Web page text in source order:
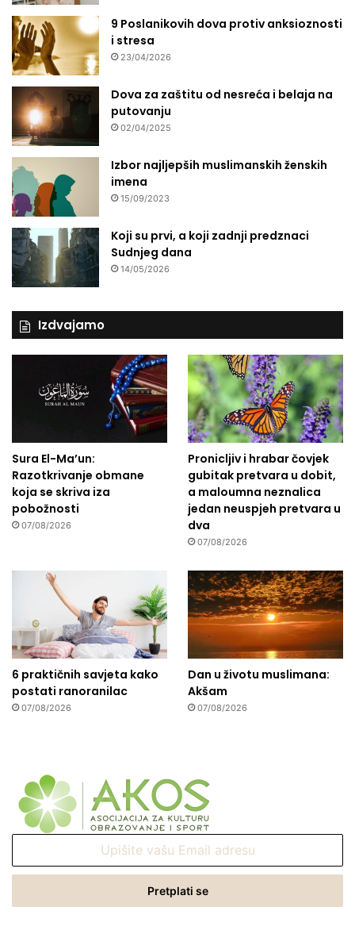
9 Poslanikovih dova protiv anksioznosti
i stresa
23/04/2026
Dova za zaštitu od nesreća i belaja na
putovanju
02/04/2025
Izbor najljepših muslimanskih ženskih
imena
15/09/2023
Koji su prvi, a koji zadnji predznaci
Sudnjeg dana
14/05/2026
Izdvajamo
Sura El-Ma’un:
Razotkrivanje obmane
koja se skriva iza
pobožnosti
07/08/2026
Pronicljiv i hrabar čovjek
gubitak pretvara u dobit,
a maloumna neznalica
jedan neuspjeh pretvara u
dva
07/08/2026
6 praktičnih savjeta kako
postati ranoranilac
07/08/2026
Dan u životu muslimana:
Akšam
07/08/2026
Email